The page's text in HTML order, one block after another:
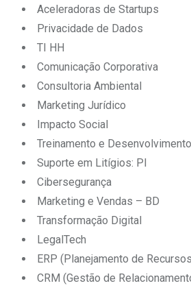
Aceleradoras de Startups
Privacidade de Dados
TI HH
Comunicação Corporativa
Consultoria Ambiental
Marketing Jurídico
Impacto Social
Treinamento e Desenvolvimento
Suporte em Litígios: PI
Cibersegurança
Marketing e Vendas – BD
Transformação Digital
LegalTech
ERP (Planejamento de
CRM (Gestão de